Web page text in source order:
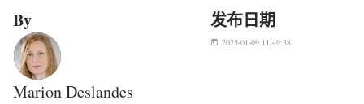
By
Marion Deslandes
发布日期
today 2025-01-09 11:49:38